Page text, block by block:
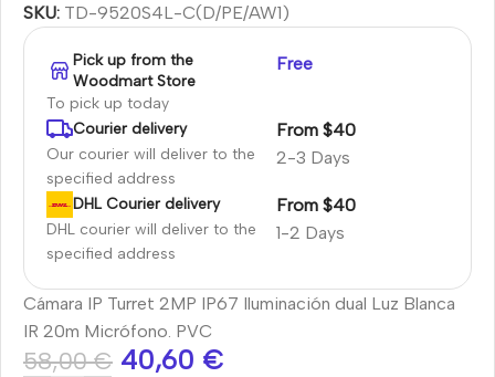
SKU: TD-9520S4L-C(D/PE/AW1)
Pick up from the
Woodmart Store
To pick up today
Free
Courier delivery
Our courier will deliver to the
specified address
2-3 Days
From $40
DHL Courier delivery
DHL courier will deliver to the
specified address
1-2 Days
From $40
Cámara IP Turret 2MP IP67 Iluminación dual Luz Blanca
IR 20m Micrófono. PVC
58,00€ 40,60 €